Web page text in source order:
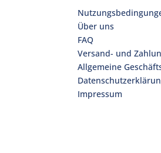
Über uns
FAQ
Versand- und
Allgemeine
Impressum